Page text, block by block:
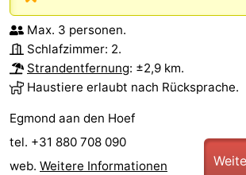
-
Leiden
Bollenstreek
-
Natur
Hollands
Noordwijk
-
Max. 3 personen.
Schlafzimmer: 2.
Strandentfernung: ±2,9 km.
Haustiere erlaubt nach Rücksprache.
Egmond aan den Hoef
tel. +31 880 708 090
web. Weitere Informationen